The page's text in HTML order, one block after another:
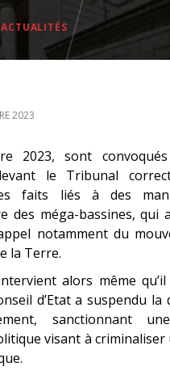
2023
2023, sont
le Tribunal
faits liés à des
des méga-bassines, qui
notamment du
la Terre.
alors même
d’Etat a suspendu la
sanctionnant
visant à criminaliser